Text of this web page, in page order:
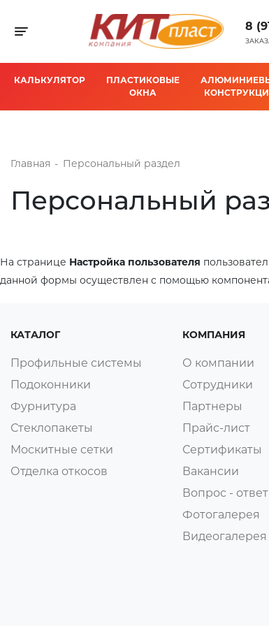
Toggle navigation
8
КАЛЬКУЛЯТОР
ПЛАСТИКОВЫЕ
ОКНА
Toggle navigation КАЛЬКУЛЯТОР
Главная - Персональный раздел
Персональный
На странице Настройка пользователя
данной формы осуществлен с помощью
КАТАЛОГ
Профильные системы
Подоконники
Фурнитура
Стеклопакеты
Москитные сетки
Отделка откосов
КОМПАНИЯ
О компании
Сотрудники
Партнеры
Прайс-лист
Сертификаты
Вакансии
Вопрос - ответ
Фотогалерея
Видеогалерея